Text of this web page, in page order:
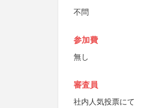
不問
参加費
無し
審査員
社内人気投票にて